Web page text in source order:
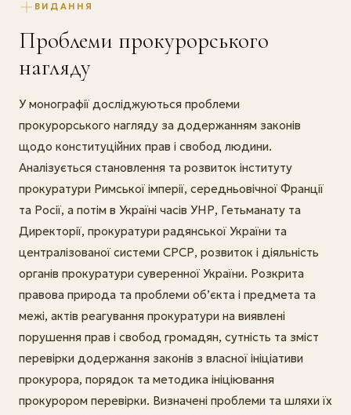
ВИДАННЯ
Проблеми прокурорського
нагляду
У монографії досліджуються проблеми
прокурорського нагляду за додержанням законів
щодо конституційних прав і свобод людини.
Аналізується становлення та розвиток інституту
прокуратури Римської імперії, середньовічної Франції
та Росії, а потім в Україні часів УНР, Гетьманату та
Директорії, прокуратури радянської України та
централізованої системи СРСР, розвиток і діяльність
органів прокуратури суверенної України. Розкрита
правова природа та проблеми об’єкта і предмета та
межі, актів реагування прокуратури на виявлені
порушення прав і свобод громадян, сутність та зміст
перевірки додержання законів з власної ініціативи
прокурора, порядок та методика ініціювання
прокурором перевірки. Визначені проблеми та шляхи їх